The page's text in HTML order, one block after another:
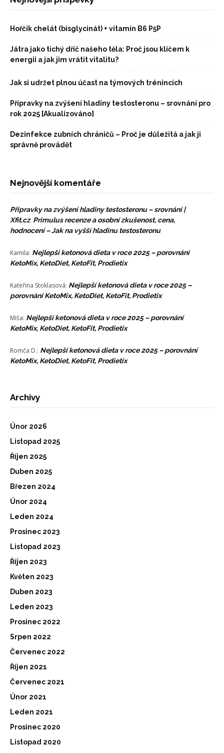
Hořčík chelát (bisglycinát) + vitamín B6 P5P
Játra jako tichý dříč našeho těla: Proč jsou klíčem k
energii a jak jim vrátit vitalitu?
Jak si udržet plnou účast na týmových trénincích
Přípravky na zvýšení hladiny testosteronu – srovnání pro
rok 2025 [Akualizováno]
Dezinfekce zubních chráničů – Proč je důležitá a jak ji
správně provádět
Nejnovější komentáře
Přípravky na zvýšení hladiny testosteronu – srovnání |
Xfit.cz: Primulus recenze a osobní zkušenost, cena,
hodnocení – Jak na vyšší hladinu testosteronu
Kamila: Nejlepší ketonová dieta v roce 2025 – porovnání
KetoMix, KetoDiet, KetoFit, Prodietix
Kateřina Stoklasová: Nejlepší ketonová dieta v roce 2025 –
porovnání KetoMix, KetoDiet, KetoFit, Prodietix
Miša: Nejlepší ketonová dieta v roce 2025 – porovnání
KetoMix, KetoDiet, KetoFit, Prodietix
Romča D.: Nejlepší ketonová dieta v roce 2025 – porovnání
KetoMix, KetoDiet, KetoFit, Prodietix
Archivy
Únor 2026
Listopad 2025
Říjen 2025
Duben 2025
Březen 2024
Únor 2024
Leden 2024
Prosinec 2023
Listopad 2023
Říjen 2023
Květen 2023
Duben 2023
Leden 2023
Prosinec 2022
Srpen 2022
Červenec 2022
Říjen 2021
Červenec 2021
Únor 2021
Leden 2021
Prosinec 2020
Listopad 2020